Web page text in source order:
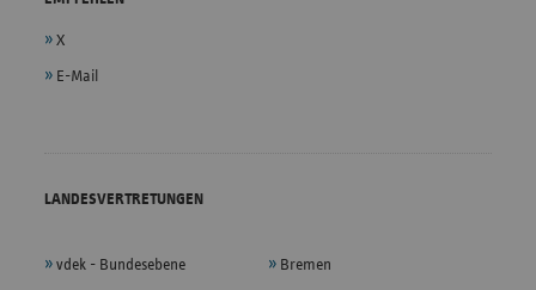
X
E-Mail
LANDESVERTRETUNGEN
vdek - Bundesebene Bremen